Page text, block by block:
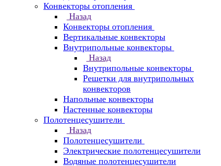
Конвекторы отопления
Назад
Конвекторы отопления
Вертикальные конвекторы
Внутрипольные конвекторы
Назад
Внутрипольные конвекторы
Решетки для внутрипольных
конвекторов
Напольные конвекторы
Настенные конвекторы
Полотенцесушители
Назад
Полотенцесушители
Электрические полотенцесушители
Водяные полотенцесушители